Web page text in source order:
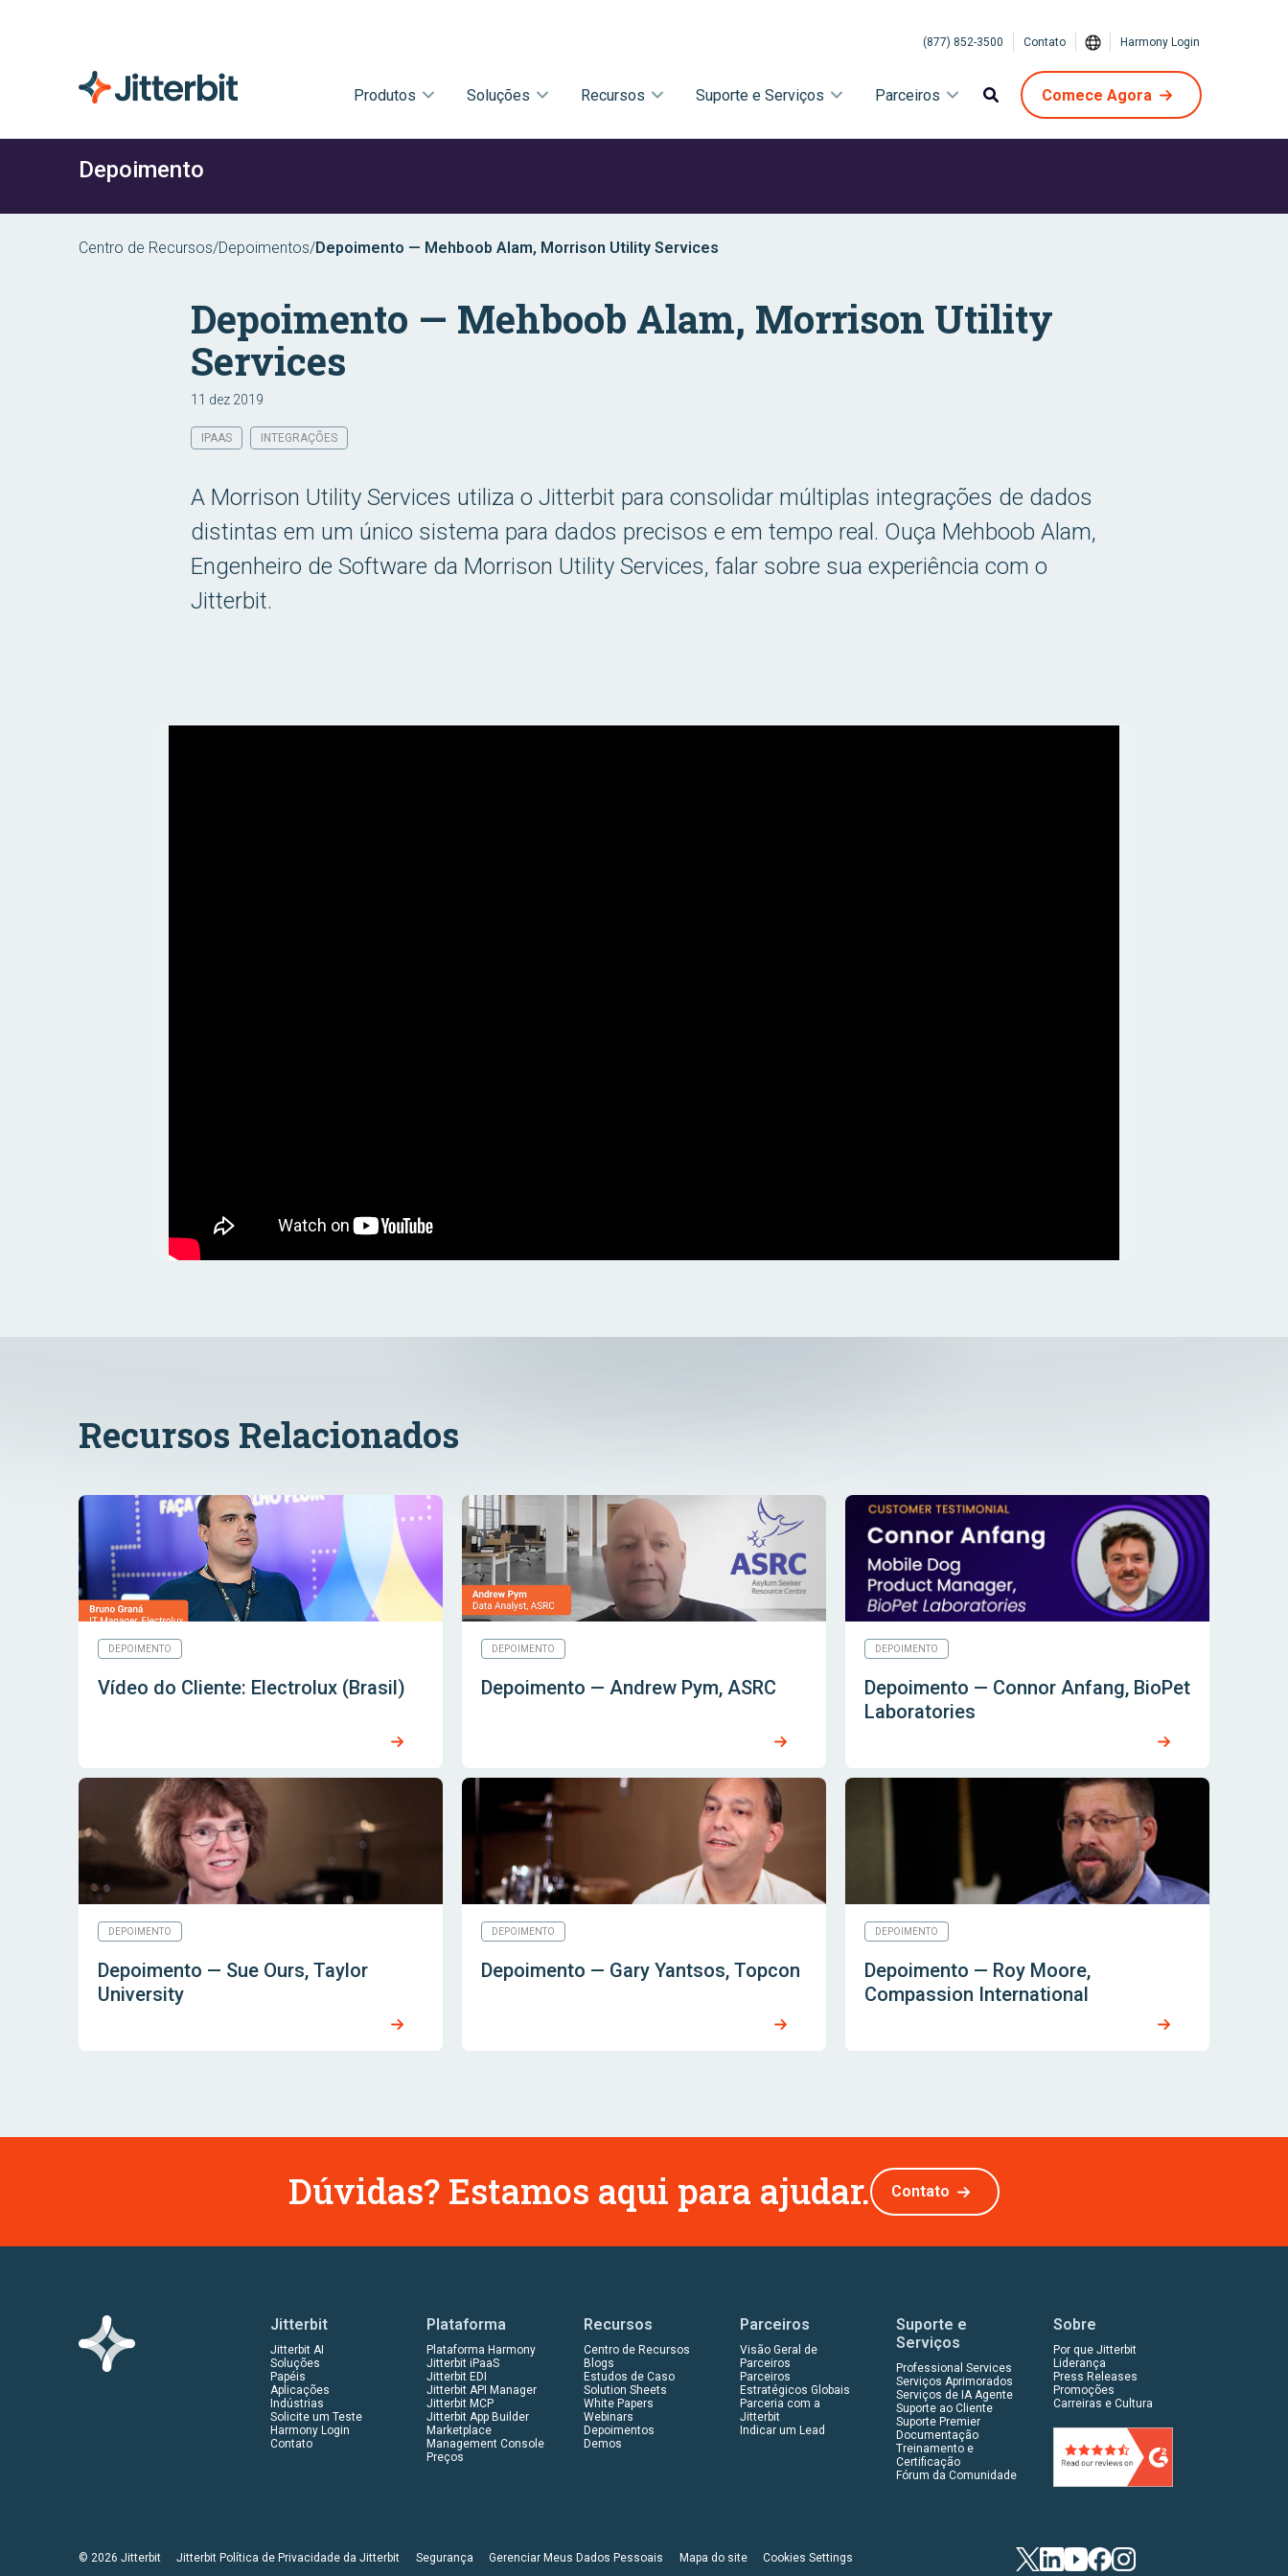
(877) 852-3500 Contato Harmony Login
Produtos Soluções Recursos Suporte e Serviços Parceiros Comece Agora
Depoimento
Centro de Recursos/Depoimentos/Depoimento — Mehboob Alam, Morrison Utility Services
Depoimento — Mehboob Alam, Morrison Utility
Services
11 dez 2019
IPAAS INTEGRAÇÕES
A Morrison Utility Services utiliza o Jitterbit para consolidar múltiplas integrações de dados
distintas em um único sistema para dados precisos e em tempo real. Ouça Mehboob Alam,
Engenheiro de Software da Morrison Utility Services, falar sobre sua experiência com o
Jitterbit.
Recursos Relacionados
DEPOIMENTO
Vídeo do Cliente: Electrolux (Brasil)
DEPOIMENTO
Depoimento — Andrew Pym, ASRC
DEPOIMENTO
Depoimento — Connor Anfang, BioPet
Laboratories
DEPOIMENTO
Depoimento — Sue Ours, Taylor
University
DEPOIMENTO
Depoimento — Gary Yantsos, Topcon
DEPOIMENTO
Depoimento — Roy Moore,
Compassion International
Dúvidas? Estamos aqui para ajudar. Contato
Jitterbit
Jitterbit AI
Soluções
Papéis
Aplicações
Indústrias
Solicite um Teste
Harmony Login
Contato
Plataforma
Plataforma Harmony
Jitterbit iPaaS
Jitterbit EDI
Jitterbit API Manager
Jitterbit MCP
Jitterbit App Builder
Marketplace
Management Console
Preços
Recursos
Centro de Recursos
Blogs
Estudos de Caso
Solution Sheets
White Papers
Webinars
Depoimentos
Demos
Parceiros
Visão Geral de
Parceiros
Parceiros
Estratégicos Globais
Parceria com a
Jitterbit
Indicar um Lead
Suporte e
Serviços
Professional Services
Serviços Aprimorados
Serviços de IA Agente
Suporte ao Cliente
Suporte Premier
Documentação
Treinamento e
Certificação
Fórum da Comunidade
Sobre
Por que Jitterbit
Liderança
Press Releases
Promoções
Carreiras e Cultura
© 2026 Jitterbit Jitterbit Política de Privacidade da Jitterbit Segurança Gerenciar Meus Dados Pessoais Mapa do site Cookies Settings Twitter
LinkedIn
YouTube
Facebook
Instagram